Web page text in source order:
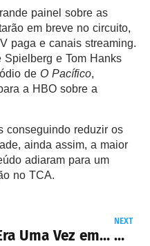
painel sobre as
em breve no circuito,
paga e canais streaming.
Spielberg e Tom Hanks
de O Pacífico,
a HBO sobre a
conseguindo reduzir os
ainda assim, a maior
adiaram para um
no TCA.
NEXT
Era Uma Vez em… Hollywood terá continuação com Brad Pitt e direção de David Fincher